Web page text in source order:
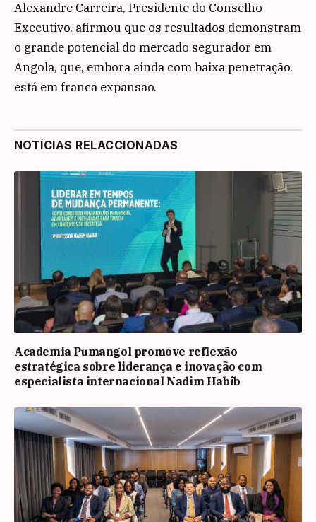
Alexandre Carreira, Presidente do Conselho
Executivo, afirmou que os resultados demonstram
o grande potencial do mercado segurador em
Angola, que, embora ainda com baixa penetração,
está em franca expansão.
NOTÍCIAS RELACCIONADAS
Academia Pumangol promove reflexão
estratégica sobre liderança e inovação com
especialista internacional Nadim Habib